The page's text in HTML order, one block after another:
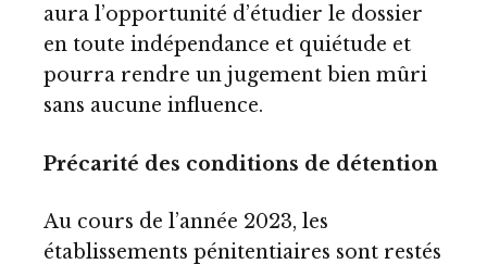
aura l’opportunité d’étudier le dossier
en toute indépendance et quiétude et
pourra rendre un jugement bien mûri
sans aucune influence.
Précarité des conditions de détention
Au cours de l’année 2023, les
établissements pénitentiaires sont restés